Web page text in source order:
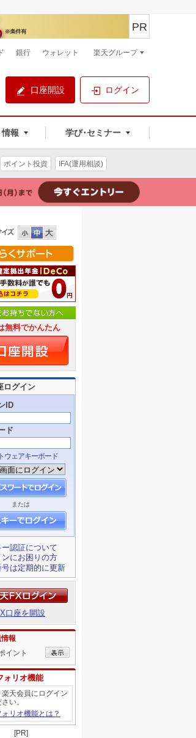
口座開設 ログイン
報 学び･セミナー
PR
銀行 ウォレット 楽天グループ
ポイント投資 IFA(運用相談)
無料でかんたん
ログイン
ID
ド
ウェアキーボード
または
認証について
ンにお困りの方
号は定期的に更新
口座を開設
報
イント
ォリオ機能
楽天会員にログイン
い。
リオ機能とは？
[PR]